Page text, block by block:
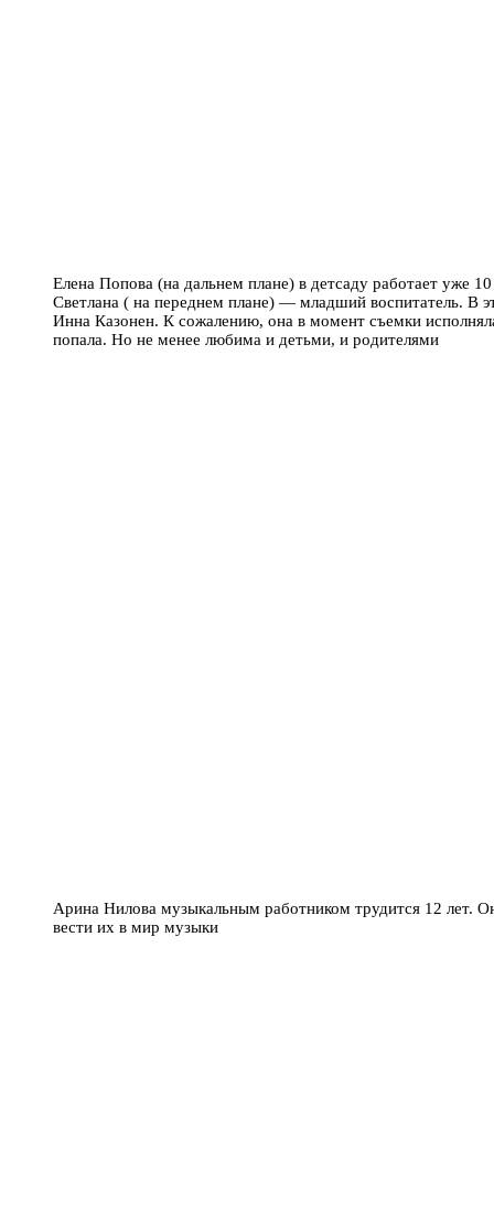
Елена Попова (на дальнем плане) в детсаду работает уже
Светлана ( на переднем плане) — младший воспитатель. В
Инна Казонен. К сожалению, она в момент съемки
попала. Но не менее любима и детьми, и родителями
Арина Нилова музыкальным работником трудится 12 лет.
вести их в мир музыки